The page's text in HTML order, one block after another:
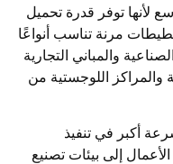
لأنها توفر قدرة تحميل
مرنة تناسب أنواعًا
والمباني التجارية
والمراكز اللوجستية من
أكبر في تنفيذ
إلى بيئات تصنيع